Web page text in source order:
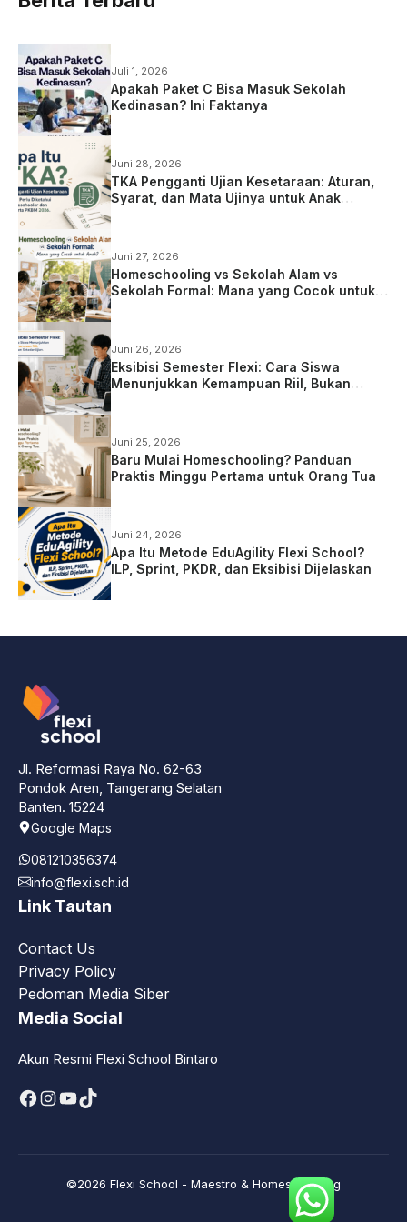
Juli 1, 2026
Apakah Paket C Bisa Masuk Sekolah
Kedinasan? Ini Faktanya
Juni 28, 2026
TKA Pengganti Ujian Kesetaraan: Aturan,
Syarat, dan Mata Ujinya untuk Anak
Juni 27, 2026
Homeschooling vs Sekolah Alam vs
Sekolah Formal: Mana yang Cocok untuk
Juni 26, 2026
Eksibisi Semester Flexi: Cara Siswa
Menunjukkan Kemampuan Riil, Bukan
Juni 25, 2026
Baru Mulai Homeschooling? Panduan
Praktis Minggu Pertama untuk Orang Tua
Juni 24, 2026
Apa Itu Metode EduAgility Flexi School?
ILP, Sprint, PKDR, dan Eksibisi Dijelaskan
Jl. Reformasi Raya No. 62-63
Pondok Aren, Tangerang Selatan
Banten. 15224
Google Maps
081210356374
info@flexi.sch.id
Link Tautan
Contact Us
Privacy Policy
Pedoman Media Siber
Media Social
Akun Resmi Flexi School Bintaro
Facebook
Instagram
YouTube
TikTok
©2026 Flexi School - Maestro & Homeschooling